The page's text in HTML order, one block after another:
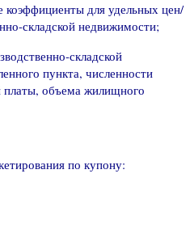
для удельных цен/
складской недвижимости;
складской
пункта, численности
платы, объема жилищного
по купону: